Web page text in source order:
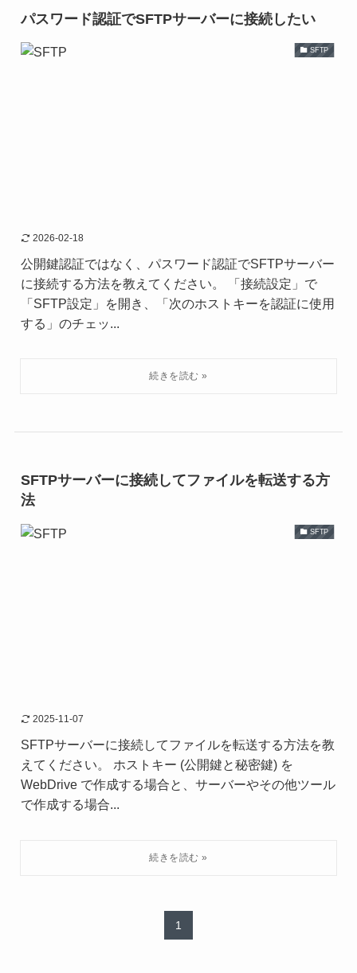
パスワード認証でSFTPサーバーに接続したい
SFTP
2026-02-18
公開鍵認証ではなく、パスワード認証でSFTPサーバー
に接続する方法を教えてください。 「接続設定」で
「SFTP設定」を開き、「次のホストキーを認証に使用
する」のチェッ...
SFTPサーバーに接続してファイルを転送する方
法
SFTP
2025-11-07
SFTPサーバーに接続してファイルを転送する方法を教
えてください。 ホストキー (公開鍵と秘密鍵) を
WebDrive で作成する場合と、サーバーやその他ツール
で作成する場合...
1